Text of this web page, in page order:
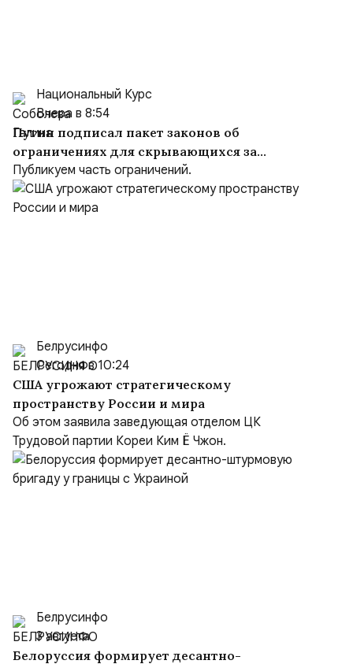
Национальный Курс
Вчера в 8:54
Путин подписал пакет законов об
ограничениях для скрывающихся за
рубежом преступников и иноагентов
Публикуем часть ограничений.
Белрусинфо
Сегодня в 10:24
США угрожают стратегическому
пространству России и мира
Об этом заявила заведующая отделом ЦК
Трудовой партии Кореи Ким Ё Чжон.
Белрусинфо
3 августа
Белоруссия формирует десантно-